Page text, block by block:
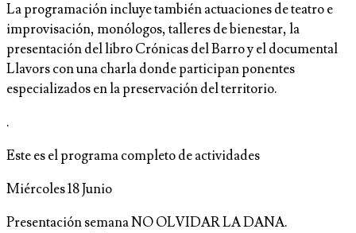
La programación incluye también actuaciones de teatro e
improvisación, monólogos, talleres de bienestar, la
presentación del libro Crónicas del Barro y el documental
Llavors con una charla donde participan ponentes
especializados en la preservación del territorio.
.
Este es el programa completo de actividades
Miércoles 18 Junio
Presentación semana NO OLVIDAR LA DANA.